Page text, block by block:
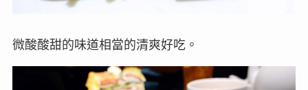
微酸酸甜的味道相當的清爽好吃。